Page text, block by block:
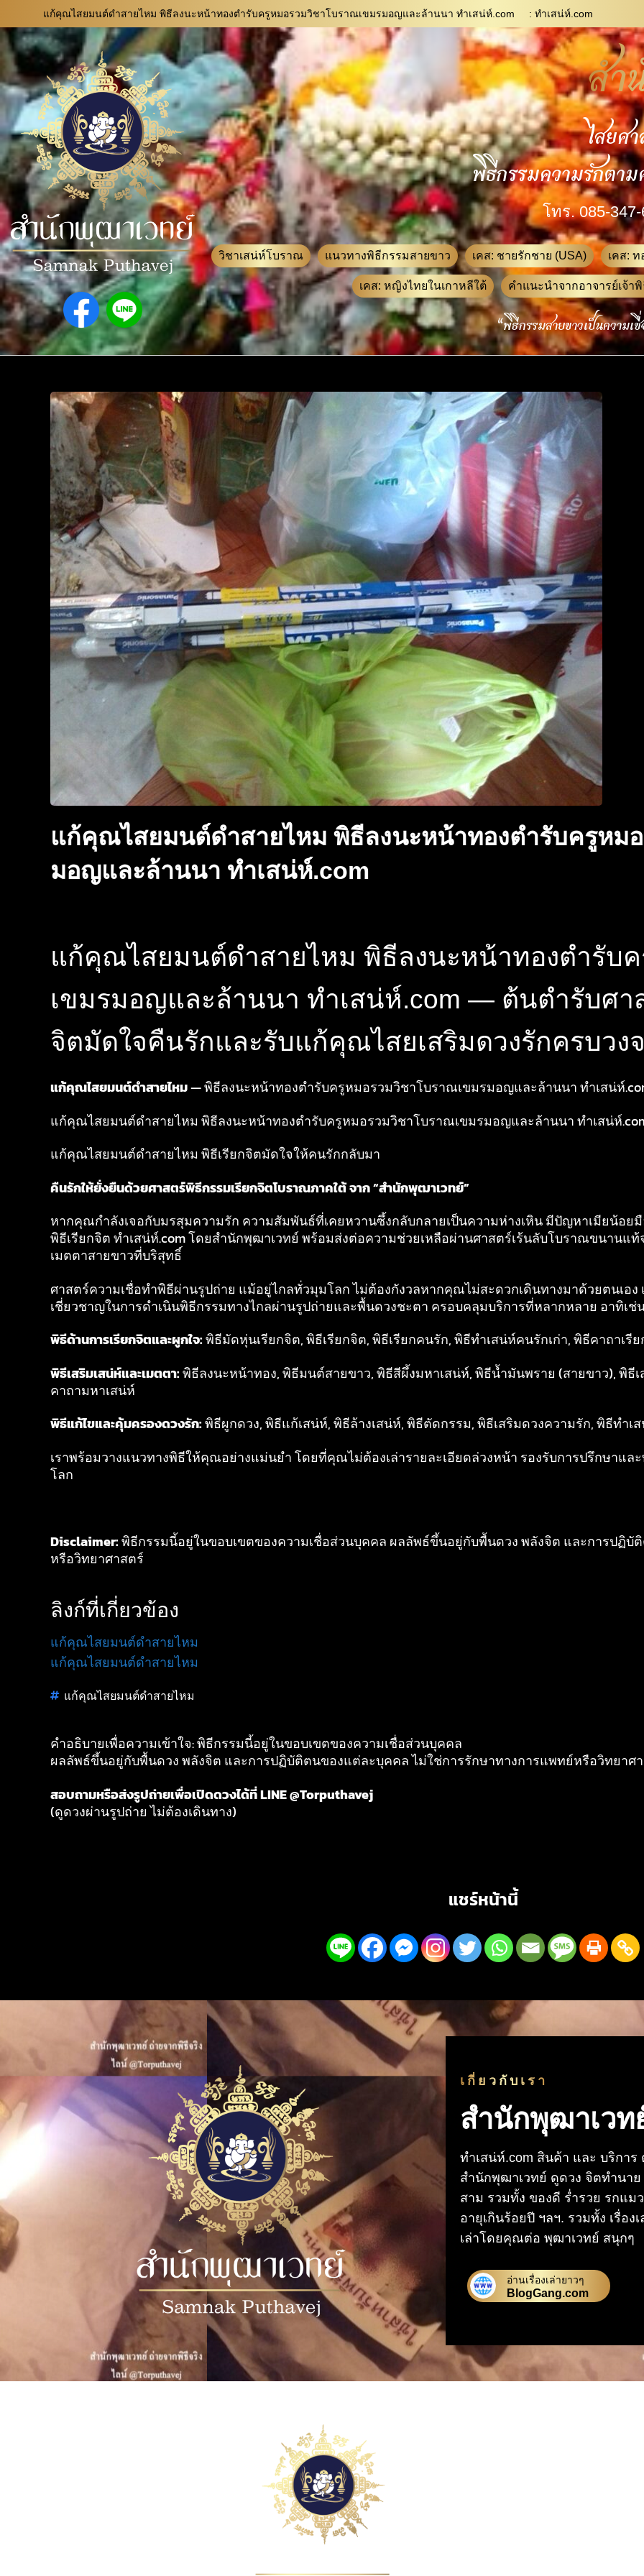
แก้คุณไสยมนต์ดำสายไหม พิธีลงนะหน้าทองตำรับครูหมอรวมวิชาโบราณเขมรมอญและล้านนา ทำเสน่ห์.com : ทําเสน่ห์.com
ส
ไสยศ
พิธีกรรมความรักตา
โทร. 085-
วิชาเสน่ห์โบราณ แนวทางพิธีกรรมสายขาว เคส: ชายรักชาย (USA) เคส:
เคส: หญิงไทยในเกาหลีใต้ คำแนะนำจากอาจารย์เจ้า
“พิธีกรรมสายขาวเป็นความ
แก้คุณไสยมนต์ดำสายไหม พิธีลงนะหน้าทองตำรับครูหม
มอญและล้านนา ทำเสน่ห์.com
แก้คุณไสยมนต์ดำสายไหม พิธีลงนะหน้าทองตำรับ
เขมรมอญและล้านนา ทำเสน่ห์.com — ต้นตำรับศา
จิตมัดใจคืนรักและรับแก้คุณไสยเสริมดวงรักครบวง
แก้คุณไสยมนต์ดำสายไหม— พิธีลงนะหน้าทองตำรับครูหมอรวมวิชาโบราณเขมรมอญและล้านนา ทำเสน่ห์
แก้คุณไสยมนต์ดำสายไหม พิธีลงนะหน้าทองตำรับครูหมอรวมวิชาโบราณเขมรมอญและล้านนา ทำเสน่ห์
แก้คุณไสยมนต์ดำสายไหม พิธีเรียกจิตมัดใจให้คนรักกลับมา
คืนรักให้ยั่งยืนด้วยศาสตร์พิธีกรรมเรียกจิตโบราณภาคใต้ จาก “สำนักพุฒาเวทย์”
หากคุณกำลังเจอกับมรสุมความรัก ความสัมพันธ์ที่เคยหวานซึ้งกลับกลายเป็นความห่างเหิน มีปัญหาเมียน้อย
พิธีเรียกจิต ทำเสน่ห์.com โดยสำนักพุฒาเวทย์ พร้อมส่งต่อความช่วยเหลือผ่านศาสตร์เร้นลับโบราณขนานแ
เมตตาสายขาวที่บริสุทธิ์
ศาสตร์ความเชื่อทำพิธีผ่านรูปถ่าย แม้อยู่ไกลทั่วมุมโลก ไม่ต้องกังวลหากคุณไม่สะดวกเดินทางมาด้วยตนเอ
เชี่ยวชาญในการดำเนินพิธีกรรมทางไกลผ่านรูปถ่ายและพื้นดวงชะตา ครอบคลุมบริการที่หลากหลาย อาทิเช่
พิธีด้านการเรียกจิตและผูกใจ:พิธีมัดหุ่นเรียกจิต, พิธีเรียกจิต, พิธีเรียกคนรัก, พิธีทำเสน่ห์คนรักเก่า, พิธีคาถาเ
พิธีเสริมเสน่ห์และเมตตา:พิธีลงนะหน้าทอง, พิธีมนต์สายขาว, พิธีสีผึ้งมหาเสน่ห์, พิธีน้ำมันพราย (สายขาว), พิธี
คาถามหาเสน่ห์
พิธีแก้ไขและคุ้มครองดวงรัก:พิธีผูกดวง, พิธีแก้เสน่ห์, พิธีล้างเสน่ห์, พิธีตัดกรรม, พิธีเสริมดวงความรัก, พิธีทำเ
เราพร้อมวางแนวทางพิธีให้คุณอย่างแม่นยำ โดยที่คุณไม่ต้องเล่ารายละเอียดล่วงหน้า รองรับการปรึกษาแ
โลก
Disclaimer:พิธีกรรมนี้อยู่ในขอบเขตของความเชื่อส่วนบุคคล ผลลัพธ์ขึ้นอยู่กับพื้นดวง พลังจิต และการปฏิ
หรือวิทยาศาสตร์
ลิงก์ที่เกี่ยวข้อง
แก้คุณไสยมนต์ดำสายไหม
แก้คุณไสยมนต์ดำสายไหม
แก้คุณไสยมนต์ดำสายไหม
คำอธิบายเพื่อความเข้าใจ: พิธีกรรมนี้อยู่ในขอบเขตของความเชื่อส่วนบุคคล
ผลลัพธ์ขึ้นอยู่กับพื้นดวง พลังจิต และการปฏิบัติตนของแต่ละบุคคล ไม่ใช่การรักษาทางการแพทย์หรือวิทยาศ
สอบถามหรือส่งรูปถ่ายเพื่อเปิดดวงได้ที่ LINE @Torputhavej
(ดูดวงผ่านรูปถ่าย ไม่ต้องเดินทาง)
แชร์หน้านี้
เกี่ยวกับเรา
สำนักพุฒาเวท
ทําเสน่ห์.com สินค้า และ บริการ
สำนักพุฒาเวทย์ ดูดวง จิตทำนา
สาม รวมทั้ง ของดี ร่ำรวย รกแม
อายุเกินร้อยปี ฯลฯ. รวมทั้ง เรื่อง
เล่าโดยคุณต่อ พุฒาเวทย์ สนุกๆ
อ่านเรื่องเล่ายาวๆ
BlogGang.com